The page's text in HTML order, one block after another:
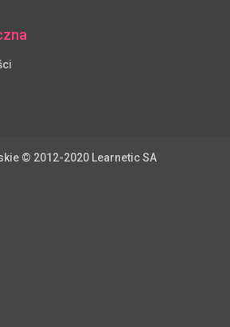
© 2012-2020 Learnetic SA